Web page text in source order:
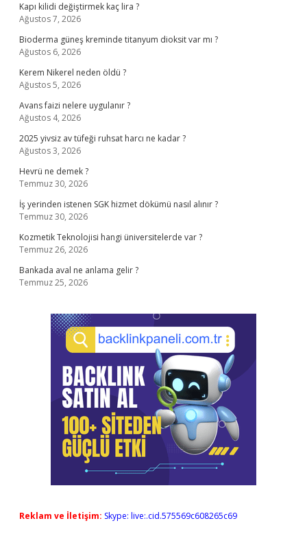
Kapı kilidi değiştirmek kaç lira ?
Ağustos 7, 2026
Bioderma güneş kreminde titanyum dioksit var mı ?
Ağustos 6, 2026
Kerem Nikerel neden öldü ?
Ağustos 5, 2026
Avans faizi nelere uygulanır ?
Ağustos 4, 2026
2025 yivsiz av tüfeği ruhsat harcı ne kadar ?
Ağustos 3, 2026
Hevrü ne demek ?
Temmuz 30, 2026
İş yerinden istenen SGK hizmet dökümü nasıl alınır ?
Temmuz 30, 2026
Kozmetik Teknolojisi hangi üniversitelerde var ?
Temmuz 26, 2026
Bankada aval ne anlama gelir ?
Temmuz 25, 2026
Reklam ve İletişim: Skype: live:.cid.575569c608265c69